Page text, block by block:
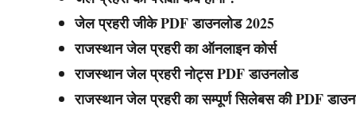
जेल प्रहरी जीके PDF डाउनलोड 2025
राजस्थान जेल प्रहरी का ऑनलाइन कोर्स
राजस्थान जेल प्रहरी नोट्स PDF डाउनलोड
राजस्थान जेल प्रहरी का सम्पूर्ण सिलेबस की PDF